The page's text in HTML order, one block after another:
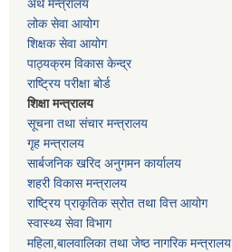
अर्थ मन्त्रालय
लोक सेवा आयोग
शिक्षक सेवा आयोग
पाठ्यक्रम विकास केन्द्र
राष्ट्रिय परीक्षा बोर्ड
शिक्षा मन्त्रालय
सूचना तथा संचार मन्त्रालय
गृह मन्त्रालय
सार्बजनिक खरिद अनुगमन कार्यालय
शहरी विकास मन्त्रालय
राष्ट्रिय प्राकृतिक स्रोत तथा वित्त आयोग
स्वास्थ्य सेवा विभाग
महिला,बालवालिका तथा जेष्ठ नागरिक मन्त्रालय